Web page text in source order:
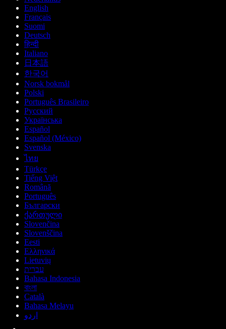
English
Français
Suomi
Deutsch
हिन्दी
Italiano
日本語
한국어
Norsk bokmål
Polski
Português Brasileiro
Русский
Українська
Español
Español (México)
Svenska
ไทย
Türkçe
Tiếng Việt
Română
Português
Български
ქართული
Slovenčina
Slovenščina
Eesti
Ελληνικά
Lietuvių
עברית
Bahasa Indonesia
বাংলা
Català
Bahasa Melayu
اردو